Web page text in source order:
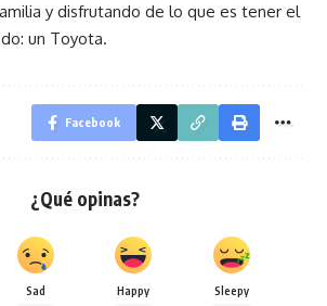
y disfrutando de lo que es tener el
un Toyota.
Facebook
¿Qué opinas?
Sad Happy Sleepy